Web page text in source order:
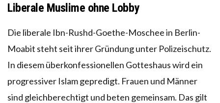
Liberale Muslime ohne Lobby
Die liberale Ibn-Rushd-Goethe-Moschee in Berlin-
Moabit steht seit ihrer Gründung unter Polizeischutz.
In diesem überkonfessionellen Gotteshaus wird ein
progressiver Islam gepredigt. Frauen und Männer
sind gleichberechtigt und beten gemeinsam. Das gilt